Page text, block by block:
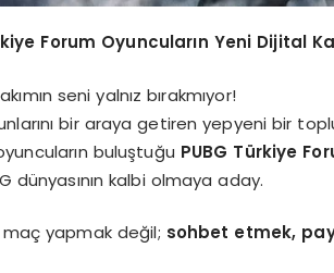
Forum Oyuncuların Yeni Dijital
seni yalnız bırakmıyor!
bir araya getiren yepyeni bir
buluştuğu PUBG Türkiye
dünyasının kalbi olmaya aday.
maç yapmak değil; sohbet etmek,